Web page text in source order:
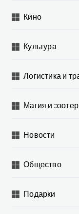
Кино
Культура
Логистика и
Магия и
Новости
Общество
Подарки